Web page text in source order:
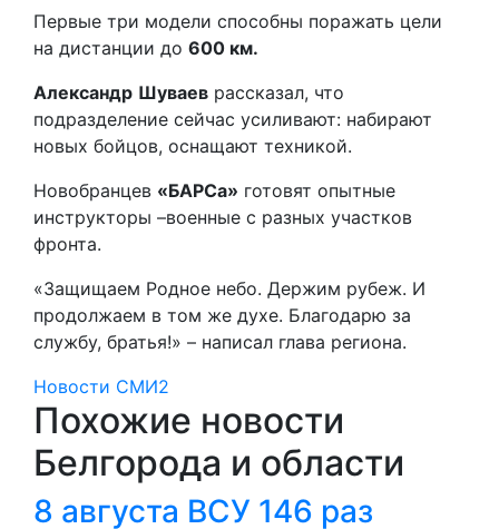
Первые три модели способны поражать цели
на дистанции до 600 км.
Александр Шуваев рассказал, что
подразделение сейчас усиливают: набирают
новых бойцов, оснащают техникой.
Новобранцев «БАРСа» готовят опытные
инструкторы –военные с разных участков
фронта.
«Защищаем Родное небо. Держим рубеж. И
продолжаем в том же духе. Благодарю за
службу, братья!» – написал глава региона.
Новости СМИ2
Похожие новости
Белгорода и области
8 августа ВСУ 146 раз